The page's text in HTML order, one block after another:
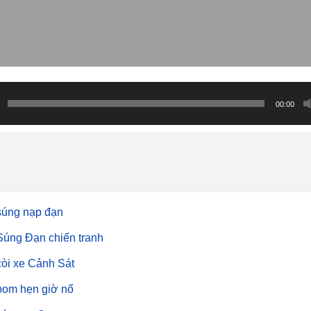
00:00
nạp đạn
Đạn chiến tranh
xe Cảnh Sát
hẹn giờ nổ